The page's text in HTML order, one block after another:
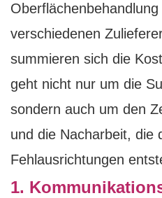
verschiedenen
summieren sich die
geht nicht nur um die
sondern auch um den
und die Nacharbeit, die
Fehlausrichtungen
1.